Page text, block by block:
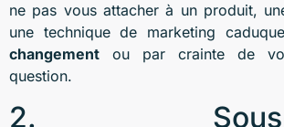
ne pas vous attacher à un produit,
une technique de marketing
changement ou par crainte de
question.
2. Sous-